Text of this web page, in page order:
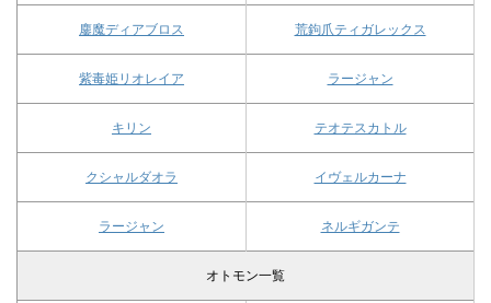
鏖魔ディアブロス 荒鉤爪ティガレックス
紫毒姫リオレイア ラージャン
キリン テオテスカトル
クシャルダオラ イヴェルカーナ
ラージャン ネルギガンテ
オトモン一覧